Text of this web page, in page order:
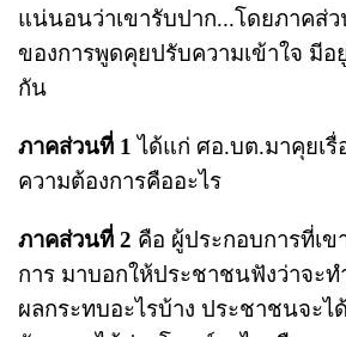
แน่นอนว่าเขารับปาก...โดยภาคส่ว
ของการพูดคุยปรับความเข้าใจ มีอ
กัน
ภาคส่วนที่ 1 ได้แก่ ศอ.บต.มาคุยเรื่
ความต้องการคืออะไร
ภาคส่วนที่ 2 คือ ผู้ประกอบการที่เข
การ มาบอกให้ประชาชนฟังว่าจะท
ผลกระทบอะไรบ้าง ประชาชนจะไ